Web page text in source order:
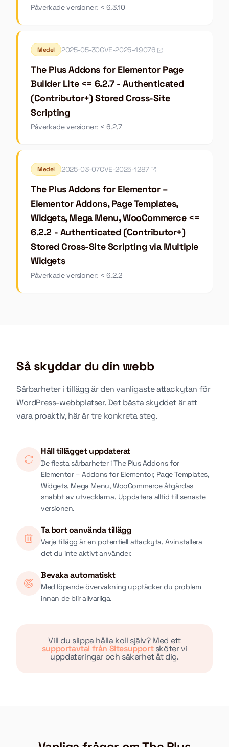
Påverkade versioner: < 6.3.10
Medel 2025-05-30CVE-2025-49076
The Plus Addons for Elementor Page
Builder Lite <= 6.2.7 - Authenticated
(Contributor+) Stored Cross-Site
Scripting
Påverkade versioner: < 6.2.7
Medel 2025-03-07CVE-2025-1287
The Plus Addons for Elementor –
Elementor Addons, Page Templates,
Widgets, Mega Menu, WooCommerce <=
6.2.2 - Authenticated (Contributor+)
Stored Cross-Site Scripting via Multiple
Widgets
Påverkade versioner: < 6.2.2
Så skyddar du din webb
Sårbarheter i tillägg är den vanligaste attackytan för
WordPress-webbplatser. Det bästa skyddet är att
vara proaktiv, här är tre konkreta steg.
Håll tillägget uppdaterat
De flesta sårbarheter i The Plus Addons for
Elementor – Addons for Elementor, Page Templates,
Widgets, Mega Menu, WooCommerce åtgärdas
snabbt av utvecklarna. Uppdatera alltid till senaste
versionen.
Ta bort oanvända tillägg
Varje tillägg är en potentiell attackyta. Avinstallera
det du inte aktivt använder.
Bevaka automatiskt
Med löpande övervakning upptäcker du problem
innan de blir allvarliga.
Vill du slippa hålla koll själv? Med ett
supportavtal från Sitesupportsköter vi
uppdateringar och säkerhet åt dig.